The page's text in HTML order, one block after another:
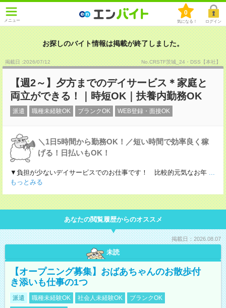
メニュー
0
気になる！ ログイン
お探しのバイト情報は掲載が終了しました。
掲載日 :2026/07/12 No.CRSTF茨城_24・DSS【本社】
【週2～】夕方までのデイサービス＊家庭と
両立ができる！｜時短OK｜扶養内勤務OK
派遣 職種未経験OK ブランクOK WEB登録・面接OK
＼1日5時間から勤務OK！／短い時間で効率良く稼
げる！日払いもOK！
▼負担が少ないデイサービスでのお仕事です！ 比較的元気なお年 ...
もっとみる
あなたの閲覧履歴からのオススメ
掲載日：2026.08.07
未読
【オープニング募集】おばあちゃんのお散歩付
き添いも仕事の1つ
派遣 職種未経験OK 社会人未経験OK
ブランクOK